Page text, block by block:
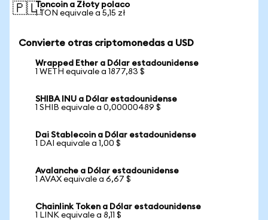
🇵🇱Toncoin a Złoty polaco
1 TON equivale a 5,15 zł
Convierte otras criptomonedas a USD
Wrapped Ether a Dólar estadounidense
1 WETH equivale a 1877,83 $
SHIBA INU a Dólar estadounidense
1 SHIB equivale a 0,00000489 $
Dai Stablecoin a Dólar estadounidense
1 DAI equivale a 1,00 $
Avalanche a Dólar estadounidense
1 AVAX equivale a 6,67 $
Chainlink Token a Dólar estadounidense
1 LINK equivale a 8,11 $